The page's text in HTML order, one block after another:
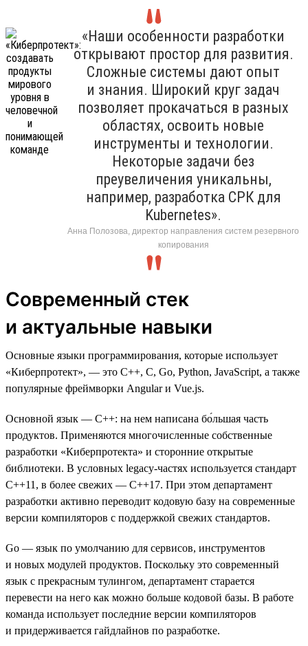
«Наши особенности разработки
открывают простор для развития.
Сложные системы дают опыт
и знания. Широкий круг задач
позволяет прокачаться в разных
областях, освоить новые
инструменты и технологии.
Некоторые задачи без
преувеличения уникальны,
например, разработка СРК для
Kubernetes».
Анна Полозова, директор направления систем резервного
копирования
Современный стек
и актуальные навыки
Основные языки программирования, которые использует
«Киберпротект», — это C++, C, Go, Python, JavaScript, а также
популярные фреймворки Angular и Vue.js.
Основной язык — C++: на нем написана бо́льшая часть
продуктов. Применяются многочисленные собственные
разработки «Киберпротекта» и сторонние открытые
библиотеки. В условных legacy-частях используется стандарт
C++11, в более свежих — С++17. При этом департамент
разработки активно переводит кодовую базу на современные
версии компиляторов с поддержкой свежих стандартов.
Go — язык по умолчанию для сервисов, инструментов
и новых модулей продуктов. Поскольку это современный
язык с прекрасным тулингом, департамент старается
перевести на него как можно больше кодовой базы. В работе
команда использует последние версии компиляторов
и придерживается гайдлайнов по разработке.